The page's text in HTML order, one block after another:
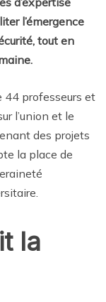
l’émergence
tout en
44 professeurs et
l’union et le
des projets
la place de
la